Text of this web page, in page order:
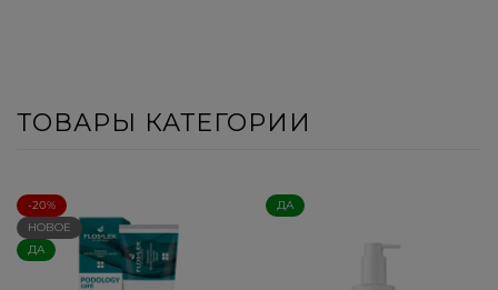
ТОВАРЫ КАТЕГОРИИ
-20%
НОВОЕ
ДА
ДА